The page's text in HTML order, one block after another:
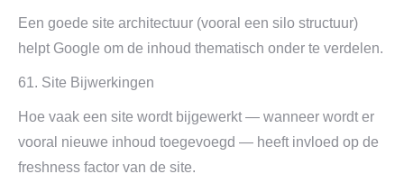
Een goede site architectuur (vooral een silo structuur)
helpt Google om de inhoud thematisch onder te verdelen.
61. Site Bijwerkingen
Hoe vaak een site wordt bijgewerkt — wanneer wordt er
vooral nieuwe inhoud toegevoegd — heeft invloed op de
freshness factor van de site.